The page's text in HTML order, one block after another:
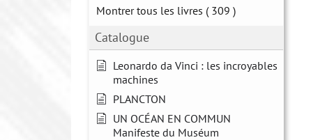
Montrer tous les livres ( 309 )
Catalogue
Leonardo da Vinci : les incroyables
machines
PLANCTON
UN OCÉAN EN COMMUN
Manifeste du Muséum